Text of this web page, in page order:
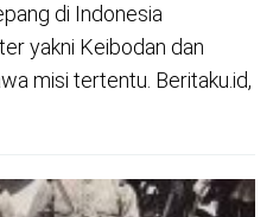
di Indonesia
yakni Keibodan dan
misi tertentu. Beritaku.id,